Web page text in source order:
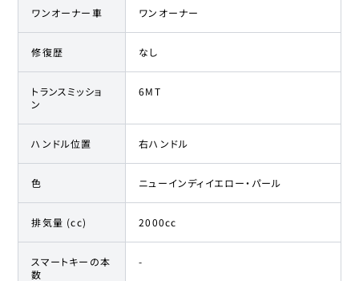
ワンオーナー車 ワンオーナー
修復歴 なし
トランスミッショ
ン
6MT
ハンドル位置 右ハンドル
色 ニューインディイエロー・パール
排気量 (cc) 2000cc
スマートキーの本
数
-